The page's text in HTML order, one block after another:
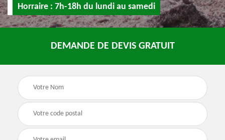
Horraire : 7h-18h du lundi au samedi
DEMANDE DE DEVIS GRATUIT